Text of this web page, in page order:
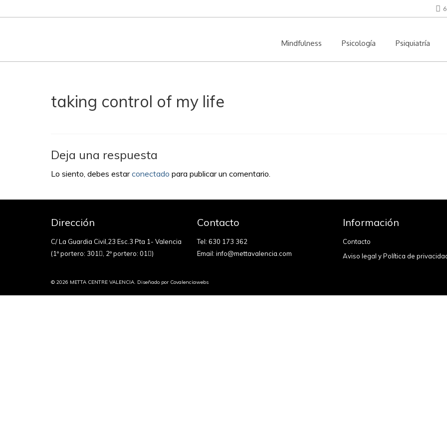
Mindfulness Psicología Psiquiatría
taking control of my life
Deja una respuesta
Lo siento, debes estarconectado para publicar un comentario.
Dirección
C/ La Guardia Civil,23 Esc.3 Pta 1- Valencia
(1º portero: 301
, 2º portero: 01 )
Contacto
Tel: 630 173 362
Email: info@mettavalencia.com
Información
Contacto
Aviso legal y Política de
© 2026 METTA CENTRE VALENCIA. Diseñado por Covalenciawebs